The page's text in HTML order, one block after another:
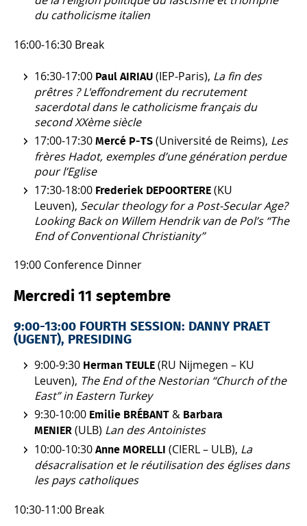
du catholicisme italien
16:00-16:30 Break
16:30-17:00 Paul AIRIAU (IEP-Paris), La fin des
prêtres ? L'effondrement du recrutement
sacerdotal dans le catholicisme français du
second XXème siècle
17:00-17:30 Mercé P‑TS (Université de Reims), Les
frères Hadot, exemples d’une génération perdue
pour l’Eglise
17:30-18:00 Frederiek DEPOORTERE (KU
Leuven), Secular theology for a Post-Secular Age?
Looking Back on Willem Hendrik van de Pol’s “The
End of Conventional Christianity”
19:00 Conference Dinner
Mercredi 11 septembre
9:00-13:00 FOURTH SESSION: DANNY PRAET
(UGENT), PRESIDING
9:00-9:30 Herman TEULE (RU Nijmegen – KU
Leuven), The End of the Nestorian “Church of the
East” in Eastern Turkey
9:30-10:00 Emilie BRÉBANT & Barbara
MENIER (ULB) Lan des Antoinistes
10:00-10:30 Anne MORELLI (CIERL – ULB), La
désacralisation et le réutilisation des églises dans
les pays catholiques
10:30-11:00 Break